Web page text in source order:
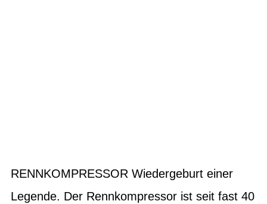
RENNKOMPRESSOR Wiedergeburt einer
Legende. Der Rennkompressor ist seit fast 40